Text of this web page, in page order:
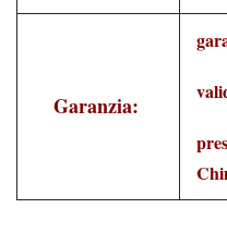
Garanzia: